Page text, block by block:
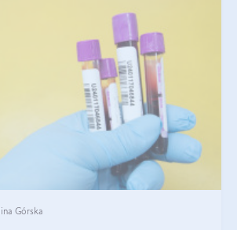
Górska